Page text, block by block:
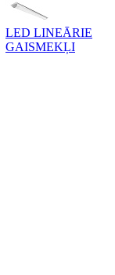
LED LINEĀRIE
GAISMEKĻI